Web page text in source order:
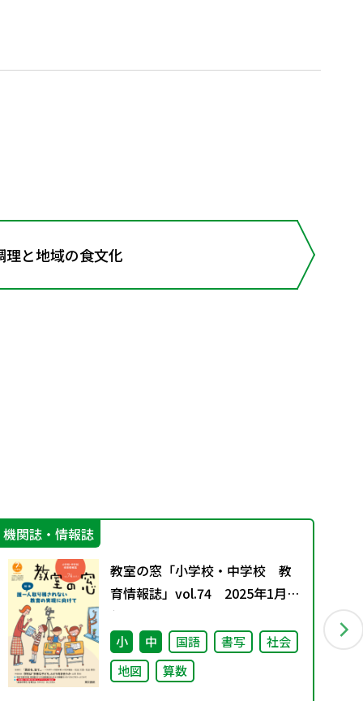
と地域の食文化
機関誌・情報誌
教室の窓「小学校・中学校 教
育情報誌」vol.74 2025年1月発
行
小 中 国語 書写
社会
地図
算数